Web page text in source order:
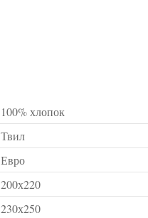
100% хлопок
Твил
Евро
200х220
230х250